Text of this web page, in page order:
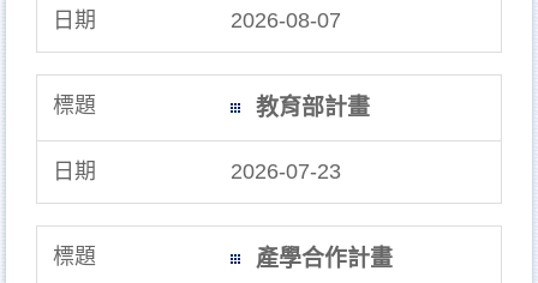
2026-08-07
教育部計畫
2026-07-23
產學合作計畫